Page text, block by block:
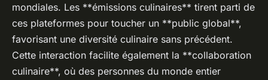
mondiales. Les **émissions culinaires** tirent parti de
ces plateformes pour toucher un **public global**,
favorisant une diversité culinaire sans précédent.
Cette interaction facilite également la **collaboration
culinaire**, où des personnes du monde entier